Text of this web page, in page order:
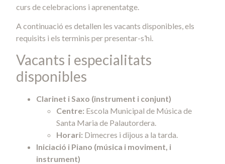
curs de celebracions i aprenentatge.
A continuació es detallen les vacants disponibles, els
requisits i els terminis per presentar-s’hi.
Vacants i especialitats
disponibles
Clarinet i Saxo (instrument i conjunt)
Centre: Escola Municipal de Música de
Santa Maria de Palautordera.
Horari: Dimecres i dijous a la tarda.
Iniciació i Piano (música i moviment, i
instrument)